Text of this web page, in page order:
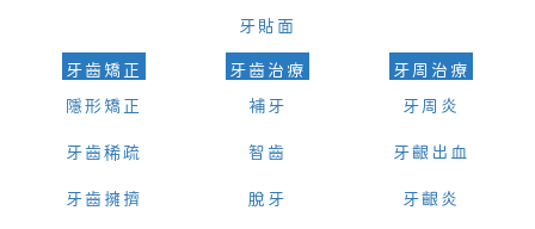
牙貼面
牙齒矯正
隱形矯正
牙齒稀疏
牙齒擁擠
牙齒治療
補牙
智齒
脫牙
牙周治療
牙周炎
牙齦出血
牙齦炎